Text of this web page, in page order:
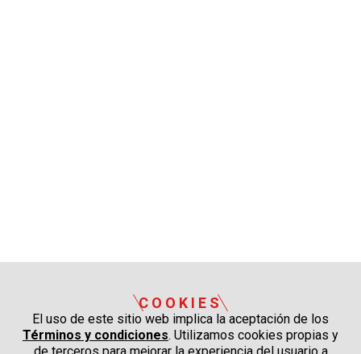
COOKIES
El uso de este sitio web implica la aceptación de los
Términos y condiciones. Utilizamos cookies propias y